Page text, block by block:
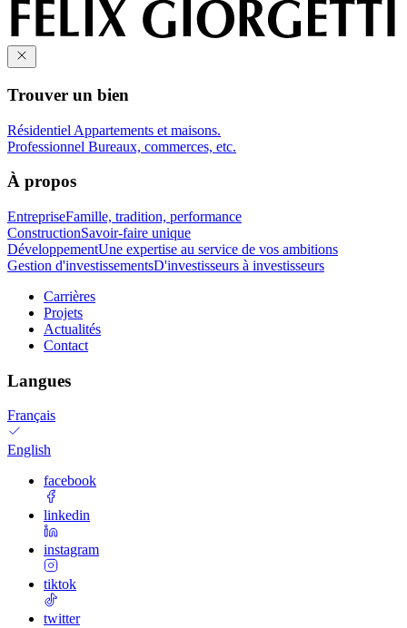
Trouver un bien
Résidentiel Appartements et maisons.
Professionnel Bureaux, commerces, etc.
À propos
EntrepriseFamille, tradition, performance
ConstructionSavoir-faire unique
DéveloppementUne expertise au service de vos ambitions
Gestion d'investissementsD'investisseurs à investisseurs
Carrières
Projets
Actualités
Contact
Langues
Français
English
facebook
linkedin
instagram
tiktok
twitter